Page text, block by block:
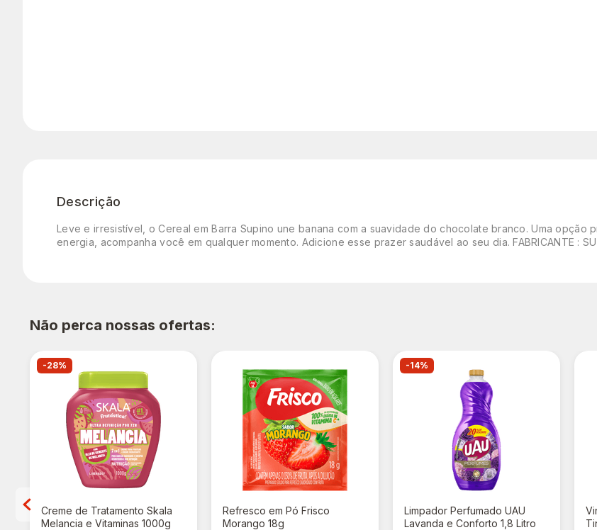
Descrição
Leve e irresistível, o Cereal em Barra Supino une banana com a suavidade do chocolate branco. Uma opção
energia, acompanha você em qualquer momento. Adicione esse prazer saudável ao seu dia. FABRICANTE :
Não perca nossas ofertas:
-28%
Creme de Tratamento Skala
Melancia e Vitaminas 1000g
Refresco em Pó Frisco
Morango 18g
-14%
Limpador Perfumado UAU
Lavanda e Conforto 1,8 Litro